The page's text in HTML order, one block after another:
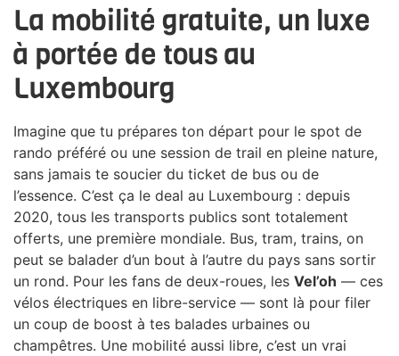
La mobilité gratuite, un luxe
à portée de tous au
Luxembourg
Imagine que tu prépares ton départ pour le spot de
rando préféré ou une session de trail en pleine nature,
sans jamais te soucier du ticket de bus ou de
l’essence. C’est ça le deal au Luxembourg : depuis
2020, tous les transports publics sont totalement
offerts, une première mondiale. Bus, tram, trains, on
peut se balader d’un bout à l’autre du pays sans sortir
un rond. Pour les fans de deux-roues, les Vel’oh — ces
vélos électriques en libre-service — sont là pour filer
un coup de boost à tes balades urbaines ou
champêtres. Une mobilité aussi libre, c’est un vrai